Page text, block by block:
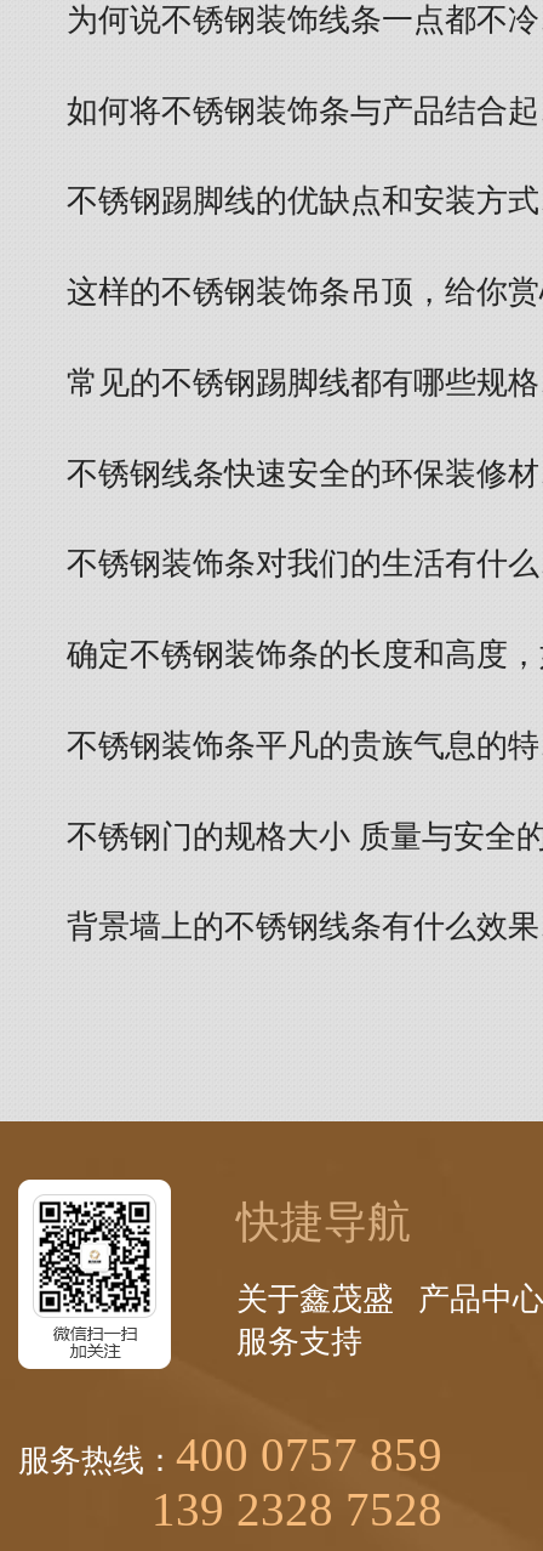
为何说不锈钢装饰线条一点都不
如何将不锈钢装饰条与产品结合
不锈钢踢脚线的优缺点和安装方
这样的不锈钢装饰条吊顶，给你
常见的不锈钢踢脚线都有哪些规
不锈钢线条快速安全的环保装修
不锈钢装饰条对我们的生活有什
确定不锈钢装饰条的长度和高度
不锈钢装饰条平凡的贵族气息的
不锈钢门的规格大小 质量与安全
背景墙上的不锈钢线条有什么效
快捷导航
关于鑫茂盛
产品中心
服务支持
服务热线： 400 0757 859
139 2328 7528